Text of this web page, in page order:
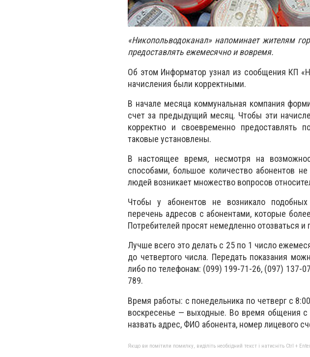
«Никопольводоканал» напоминает жителям
предоставлять ежемесячно и вовремя.
Об этом Информатор узнал из сообщения КП
начисления были корректными.
В начале месяца коммунальная компания
счет за предыдущий месяц. Чтобы эти
корректно и своевременно предоставлять
таковые установлены.
В настоящее время, несмотря на
способами, большое количество абонентов
людей возникает множество вопросов
Чтобы у абонентов не возникало подобных
перечень адресов с абонентами, которые
Потребителей просят немедленно отозваться
Лучше всего это делать с 25 по 1 число
до четвертого числа. Передать показания
либо по телефонам: (099) 199-71-26, (097) 137-
789.
Время работы: с понедельника по четверг с
воскресенье — выходные. Во время общения
назвать адрес, ФИО абонента, номер лицевого
Якщо ви помітили помилку, виділіть необхідний текст і натисніть Ctrl +